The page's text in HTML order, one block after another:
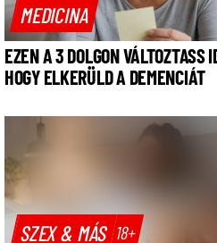
MEDICINA
EZEN A 3 DOLGON VÁLTOZTASS
HOGY ELKERÜLD A DEMENCIÁT
SZEX & MÁS 18+